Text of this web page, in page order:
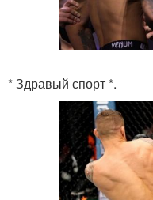
* Здравый спорт *.